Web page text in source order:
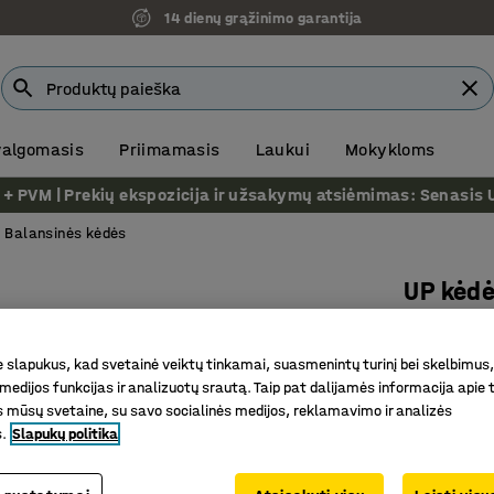
14 dienų grąžinimo garantija
Priimamasis Laukui Mokykloms
PVM | Prekių ekspozicija ir užsakymų atsiėmimas: Senasis
Balansinės kėdės
UP kėdė
Prekės
Lavina
slapukus, kad svetainė veiktų tinkamai, suasmenintų turinį bei
funkcijas ir analizuotų srautą. Taip pat dalijamės informacija apie
mūsų svetaine, su savo socialinės medijos, reklamavimo ir analizės
Slapukų politika